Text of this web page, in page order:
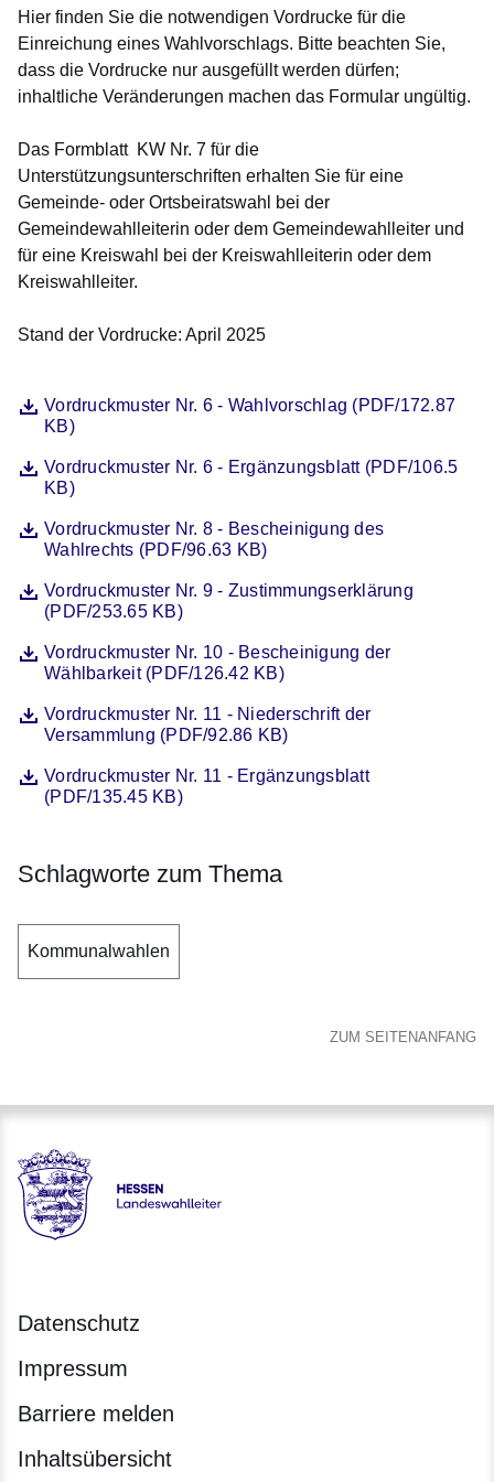
Hier finden Sie die notwendigen Vordrucke für die
Einreichung eines Wahlvorschlags. Bitte beachten Sie,
dass die Vordrucke nur ausgefüllt werden dürfen;
inhaltliche Veränderungen machen das Formular ungültig.
Das Formblatt KW Nr. 7 für die
Unterstützungsunterschriften erhalten Sie für eine
Gemeinde- oder Ortsbeiratswahl bei der
Gemeindewahlleiterin oder dem Gemeindewahlleiter und
für eine Kreiswahl bei der Kreiswahlleiterin oder dem
Kreiswahlleiter.
Stand der Vordrucke: April 2025
DateiVordruckmuster Nr. 6 - Wahlvorschlag (PDF/172.87
KB)
Öffnet sich in einem neuen Fenster
DateiVordruckmuster Nr. 6 - Ergänzungsblatt (PDF/106.5
KB)
Öffnet sich in einem neuen Fenster
DateiVordruckmuster Nr. 8 - Bescheinigung des
Wahlrechts (PDF/96.63 KB)
Öffnet sich in einem neuen Fenster
DateiVordruckmuster Nr. 9 - Zustimmungserklärung
(PDF/253.65 KB)
Öffnet sich in einem neuen Fenster
DateiVordruckmuster Nr. 10 - Bescheinigung der
Wählbarkeit (PDF/126.42 KB)
Öffnet sich in einem neuen Fenster
DateiVordruckmuster Nr. 11 - Niederschrift der
Versammlung (PDF/92.86 KB)
Öffnet sich in einem neuen Fenster
DateiVordruckmuster Nr. 11 - Ergänzungsblatt
(PDF/135.45 KB)
Öffnet sich in einem neuen Fenster
Schlagworte zum Thema
Kommunalwahlen
ZUM SEITENANFANG
Hessen - Landeswahlleiter für Hessen
Datenschutz
Impressum
Barriere melden
Inhaltsübersicht